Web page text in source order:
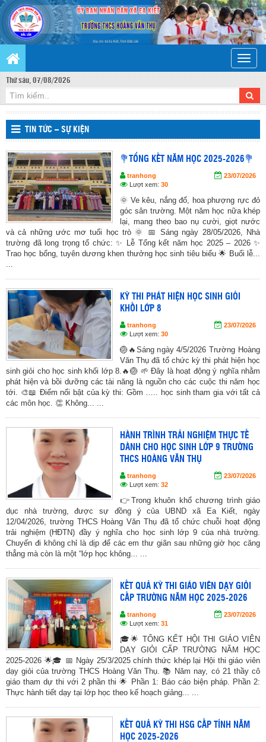
Toggle
Thứ sáu, 07/08/2026
TIN TỨC – SỰ KIỆN
💐TỔNG KẾT NĂM HỌC 2025-2026💐
tranhong
23/07/2026
Lượt xem: 30
🌞 Ve kêu, nắng đổ, hoa phượng rực đỏ
góc sân trường. Một năm học nữa khép
lại, mang theo bao nụ cười, giọt nước
và cả những ước mơ tuổi học trò 🌞 📅 Sáng ngày 28/05/2026, Nhà
trường đã long trọng tổ chức: ✨ Lễ Tổng kết năm học 2025 – 2026 ✨
Trao học bổng, tuyên dương khen thưởng học sinh tiêu biểu 🌟 Buổi lễ...
KỲ THI PHÁT HIỆN HỌC SINH GIỎI
KHỐI LỚP 8
tranhong
23/07/2026
Lượt xem: 30
🏐🔥Sáng ngày 4/5/2026 Trường Hoàng
Văn Thụ đã tổ chức kỳ thi phát hiện học
sinh giỏi cho học sinh khối lớp 8.🔥🏐 🌱 Đây là hoạt động ý nghĩa nhằm
phát hiện và bồi dưỡng các tài năng là nguồn cho các cuộc thi năm học
tới. 🎨📖 Điểm nổi bật của kỳ thi: Gồm ….. học sinh tham gia với tất cả
các môn học. 👏 Không... ...
HÀNH TRÌNH TRẢI NGHIỆM THỰC TẾ
DÀNH CHO HỌC SINH LỚP 9 TRƯỜNG
THCS HOÀNG VĂN THỤ
tranhong
23/07/2026
Lượt xem: 32
👉Trong khuôn khổ chương trình giáo
dục nhà trường, được sự đồng ý của UBND xã Ea Kiết, ngày
12/04/2026, trường THCS Hoàng Văn Thụ đã tổ chức chuỗi hoạt động
trải nghiệm (HĐTN) đầy ý nghĩa cho học sinh lớp 9 của nhà trường.
Chuyến đi không chỉ là dịp để các em thư giãn sau những giờ học căng
thẳng mà còn là một “lớp học không... ...
KẾT QUẢ KỲ THI GIÁO VIÊN DẠY GIỎI
CẤP TRƯỜNG NĂM HỌC 2025-2026
tranhong
23/07/2026
Lượt xem: 31
🎓🌟 TỔNG KẾT HỘI THI GIÁO VIÊN
DẠY GIỎI CẤP TRƯỜNG NĂM HỌC
2025-2026 🌟🎓 📅 Ngày 25/3/2025 chính thức khép lại Hội thi giáo viên
dạy giỏi của trường THCS Hoàng Văn Thụ. 📚 Năm nay, có 21 thầy cô
giáo tham dự thi với 2 phần thi 🌟 Phần 1: Báo cáo biện pháp. Phần 2:
Thực hành tiết dạy tại lớp học theo kế hoạch giảng... ...
KẾT QUẢ KỲ THI HSG CẤP TỈNH NĂM
HỌC 2025-2026